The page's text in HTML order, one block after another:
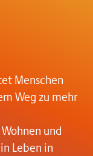
Menschen
Weg zu mehr
und
Leben in